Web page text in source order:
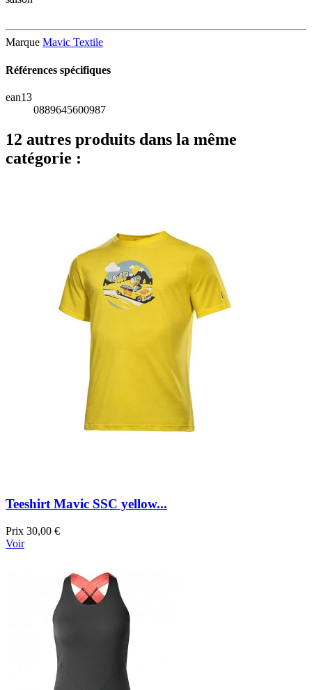
Marque Mavic Textile
Références spécifiques
ean13
0889645600987
12 autres produits dans la même
catégorie :
Teeshirt Mavic SSC yellow...
Prix 30,00 €
Voir